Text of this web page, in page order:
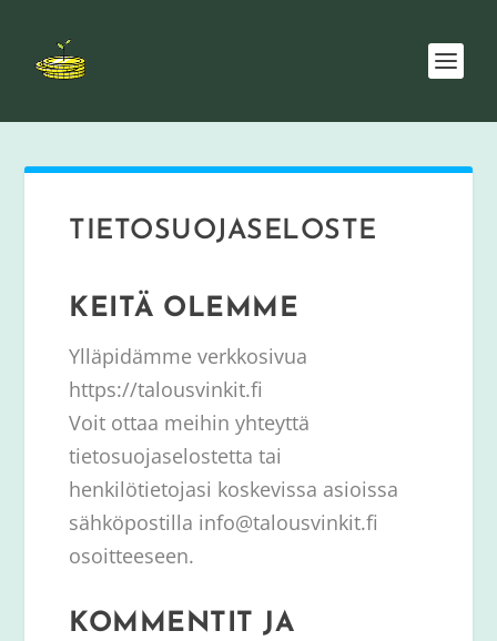
TIETOSUOJASELOSTE
KEITÄ OLEMME
Ylläpidämme verkkosivua
https://talousvinkit.fi
Voit ottaa meihin yhteyttä
tietosuojaselostetta tai
henkilötietojasi koskevissa asioissa
sähköpostilla info@talousvinkit.fi
osoitteeseen.
KOMMENTIT JA